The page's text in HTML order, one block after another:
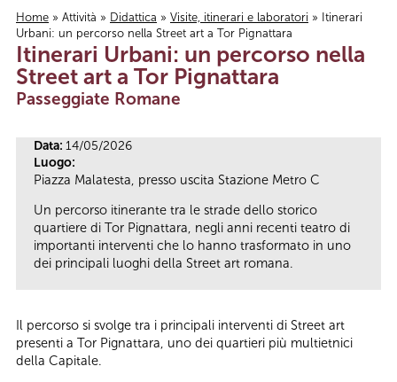
Tu sei qui
Home » Attività » Didattica » Visite, itinerari e laboratori » Itinerari
Urbani: un percorso nella Street art a Tor Pignattara
Itinerari Urbani: un percorso nella
Street art a Tor Pignattara
Passeggiate Romane
Data: 14/05/2026
Luogo:
Piazza Malatesta, presso uscita Stazione Metro C
Un percorso itinerante tra le strade dello storico
quartiere di Tor Pignattara, negli anni recenti teatro di
importanti interventi che lo hanno trasformato in uno
dei principali luoghi della Street art romana.
Il percorso si svolge tra i principali interventi di Street art
presenti a Tor Pignattara, uno dei quartieri più multietnici
della Capitale.